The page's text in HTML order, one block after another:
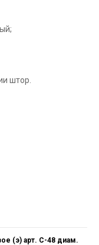
штор.
(э) арт. С-48 диам.